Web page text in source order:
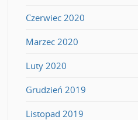
Czerwiec 2020
Marzec 2020
Luty 2020
Grudzień 2019
Listopad 2019